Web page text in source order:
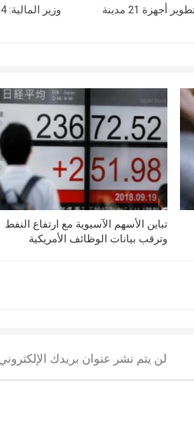
وزير الإسكان يعلن الانتهاء من ميكنة وتطوير أجهزة 21 مدينة
تباين الأسهم الآسيوية مع ارتفاع النفط
وترقب بيانات الوظائف الأمريكية
لن يتم نشر عنوان بريدك